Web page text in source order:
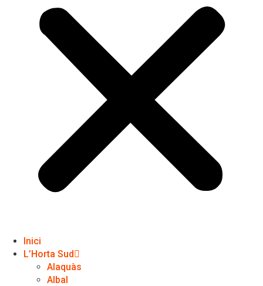
Inici
L’Horta Sud
Alaquàs
Albal